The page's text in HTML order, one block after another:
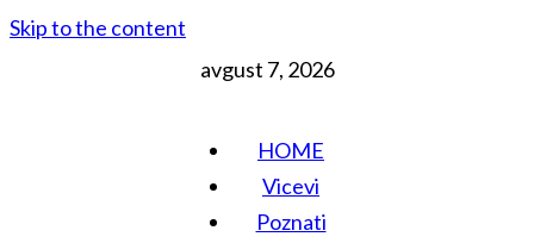
Skip to the content
avgust 7, 2026
HOME
Vicevi
Poznati